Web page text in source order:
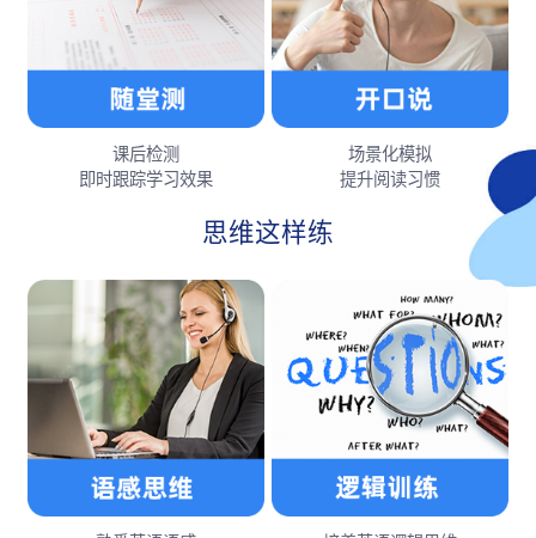
课后检测
即时跟踪学习效果
场景化模拟
提升阅读习惯
思维这样练